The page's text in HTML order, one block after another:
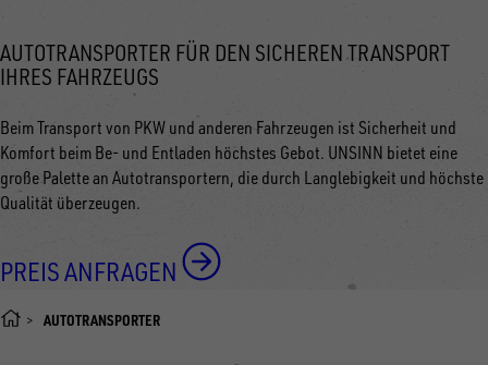
AUTOTRANSPORTER FÜR DEN SICHEREN TRANSPORT
IHRES FAHRZEUGS
Beim Transport von PKW und anderen Fahrzeugen ist Sicherheit und
Komfort beim Be- und Entladen höchstes Gebot. UNSINN bietet eine
große Palette an Autotransportern, die durch Langlebigkeit und höchste
Qualität überzeugen.
PREIS ANFRAGEN
AUTOTRANSPORTER